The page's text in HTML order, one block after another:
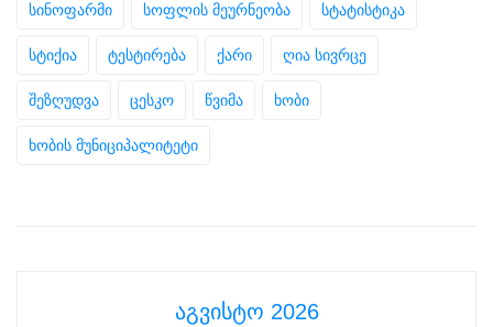
სინოფარმი სოფლის მეურნეობა სტატისტიკა
სტიქია ტესტირება ქარი ღია სივრცე
შეზღუდვა ცესკო წვიმა ხობი
ხობის მუნიციპალიტეტი
აგვისტო 2026